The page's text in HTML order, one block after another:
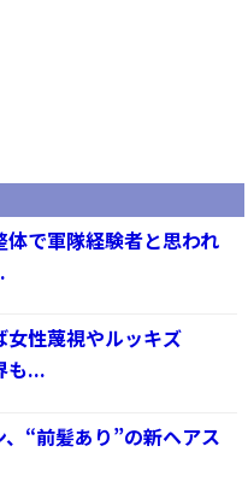
体で軍隊経験者と思われ
性蔑視やルッキズ
...
“前髪あり”の新ヘアス